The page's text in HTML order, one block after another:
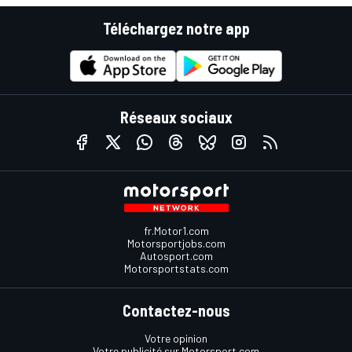
Téléchargez notre app
Réseaux sociaux
fr.Motor1.com
Motorsportjobs.com
Autosport.com
Motorsportstats.com
Contactez-nous
Votre opinion